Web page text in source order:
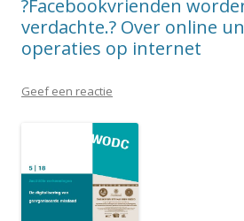
?Facebookvrienden
verdachte.? Over online
operaties op internet
Geef een reactie